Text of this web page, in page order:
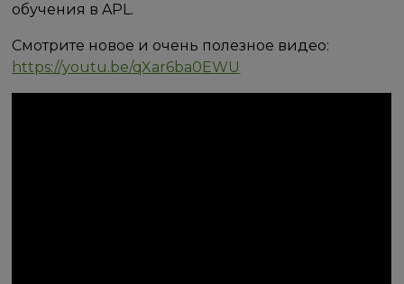
обучения в APL.
Смотрите новое и очень полезное видео:
https://youtu.be/qXar6ba0EWU